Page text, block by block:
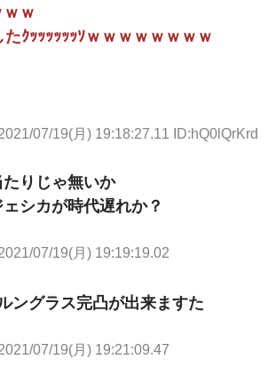
ｗ
ｸｯｯｯｯｯｯｿｗｗｗｗｗｗｗｗ
07/19(月) 19:18:27.11 ID:hQ0lQrKrd
りじゃ無いか
シカが時代遅れか？
07/19(月) 19:19:19.02
ングラス完凸が出来ますた
07/19(月) 19:21:09.47